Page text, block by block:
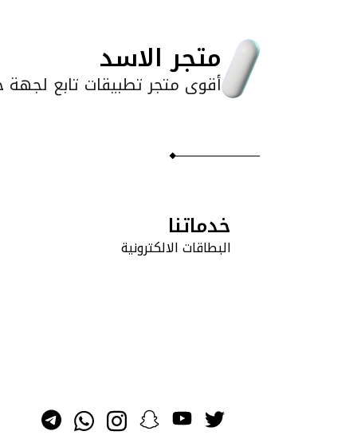
متجر الاسد
أقوى متجر تطبيقات تابع لجهة
خدماتنا
البطاقات الالكترونية